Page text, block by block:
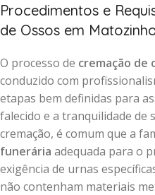
Procedimentos e
de Ossos em
O processo de cremação de
conduzido com
etapas bem definidas para
falecido e a tranquilidade de
cremação, é comum que a
funerária adequada para o
exigência de urnas
não contenham materiais